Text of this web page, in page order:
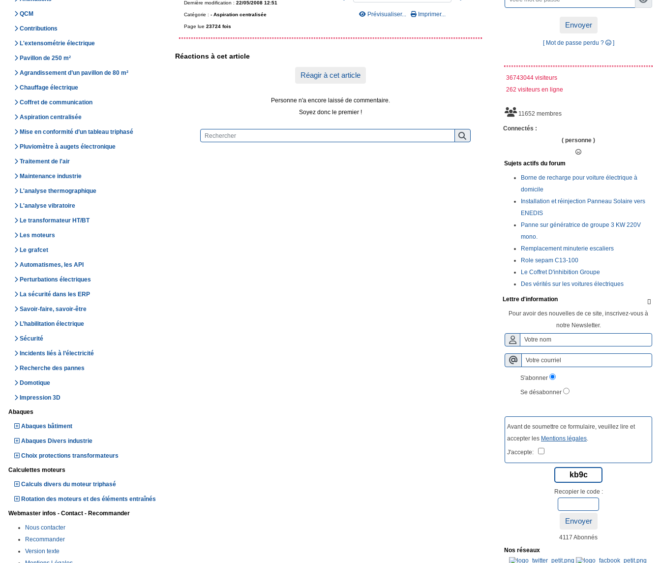
QCM
Contributions
L'extensométrie électrique
Pavillon de 250 m²
Agrandissement d’un pavillon de 80 m²
Chauffage électrique
Coffret de communication
Aspiration centralisée
Mise en conformité d’un tableau triphasé
Pluviomètre à augets électronique
Traitement de l'air
Maintenance industrie
L'analyse thermographique
L'analyse vibratoire
Le transformateur HT/BT
Les moteurs
Le grafcet
Automatismes, les API
Perturbations électriques
La sécurité dans les ERP
Savoir-faire, savoir-être
L’habilitation électrique
Sécurité
Incidents liés à l’électricité
Recherche des pannes
Domotique
Impression 3D
Abaques
Abaques bâtiment
Abaques Divers industrie
Choix protections transformateurs
Calculettes moteurs
Calculs divers du moteur triphasé
Rotation des moteurs et des éléments entraînés
Webmaster infos - Contact - Recommander
Nous contacter
Recommander
Version texte
Dernière modification : 22/05/2008 12:51
Catégorie : - Aspiration centralisée
Page lue 23724 fois
Prévisualiser... Imprimer...
Réactions à cet article
Réagir à cet article
Personne n'a encore laissé de commentaire.
Soyez donc le premier !
Envoyer
[ Mot de passe perdu ? ]
36743044 visiteurs
262 visiteurs en ligne
11652 membres
Connectés :
( personne )
Sujets actifs du forum
Borne de recharge pour voiture électrique à
domicile
Installation et réinjection Panneau Solaire vers
ENEDIS
Panne sur génératrice de groupe 3 KW 220V
mono.
Remplacement minuterie escaliers
Role sepam C13-100
Le Coffret D'inhibition Groupe
Des vérités sur les voitures électriques

Lettre d'information
Pour avoir des nouvelles de ce site, inscrivez-vous à
notre Newsletter.
S'abonner
Se désabonner
Avant de soumettre ce formulaire, veuillez lire et
accepter les Mentions légales
J'accepte:
kb9c
Recopier le code :
Envoyer
4117 Abonnés
Nos réseaux